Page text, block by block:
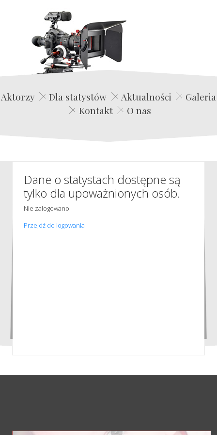
Edwin Film Agencja Aktorska
Aktorzy Dla statystów Aktualności
Galeria
Kontakt
O nas
Dane o statystach dostępne są
tylko dla upoważnionych osób.
Nie zalogowano
Przejdź do logowania